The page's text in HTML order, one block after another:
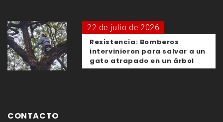
22 de julio de 2026
Resistencia: Bomberos
intervinieron para salvar a un
gato atrapado en un árbol
CONTACTO